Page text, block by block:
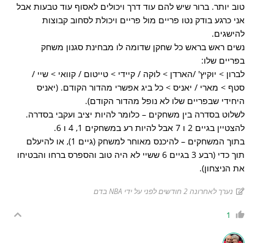
טוב יותר. ברור שיש להם עוד דרך ויכולים לאסוף עוד טבעות אבל
אני כרגע בודק נטו פריים מול פריים ויכולת לסחוב קבוצות
להישגים.
נשים ראש בראש כל שחקן שדומה לו מבחינת סגנון משחק
בפריים שלו:
לברון > יוקיץ' /הארדן > לוקה / קיידי > טייטום / קוואי > שיי /
סטף > מארי / יאניס > כל ביג אפשרי מהדור הקודם. (יאניס
היחידי שבפריים שלו לא נופל מהדור הקודם).
לשלוט בסדרה בין משחקים – כלומר להיות יציב ועקבי בסדרה.
להצטיין בגיים 2 ו 7 אבל להיות רע במשחקים 1, 4 ו 6.
בתוך המשחקים – להיכנס מאוחר למשחק (גיים 1), או להיעלם
תוך כדי (רבע 3 בגיים 6 ששיי לא היה טוב והספרס ברחו והבטיחו
את הניצחון).
נערך לאחרונה 2 חודשים לפני על ידי NBA בדם
1